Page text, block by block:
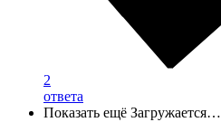
2
ответа
Показать ещё Загружается…